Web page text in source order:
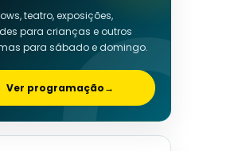
teatro, exposições,
para crianças e outros
para sábado e domingo.
Ver programação→